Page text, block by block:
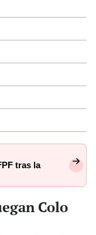
tras la
Colo